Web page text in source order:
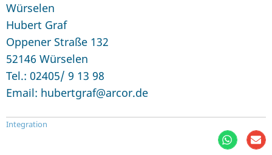
Würselen
Hubert Graf
Oppener Straße 132
52146 Würselen
Tel.: 02405/ 9 13 98
Email: hubertgraf@arcor.de
Integration